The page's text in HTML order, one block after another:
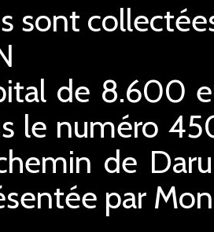
sont
de 8.600
le numéro
de
par